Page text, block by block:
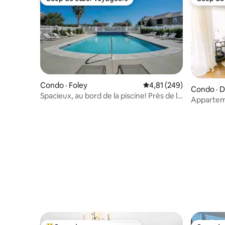
Coup de cœur voyageurs
Condo · Foley Note moyenne de
4,81 (249)
Spacieux, au bord de la piscine! Près de la
Coup
Condo ·